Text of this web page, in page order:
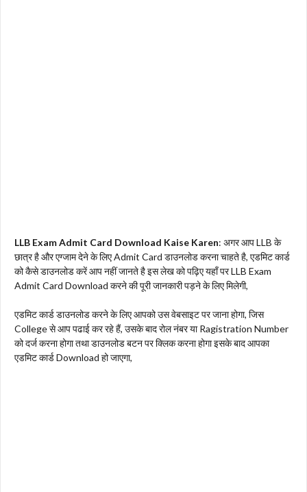
LLB Exam Admit Card Download Kaise Karen: अगर आप LLB के
छात्र है और एग्जाम देने के लिए Admit Card डाउनलोड करना चाहते है, एडमिट कार्ड
को कैसे डाउनलोड करें आप नहीं जानते है इस लेख को पढ़िए यहाँ पर LLB Exam
Admit Card Download करने की पूरी जानकारी पड़ने के लिए मिलेगी,
एडमिट कार्ड डाउनलोड करने के लिए आपको उस वेबसाइट पर जाना होगा, जिस
College से आप पढाई कर रहे हैं, उसके बाद रोल नंबर या Ragistration Number
को दर्ज करना होगा तथा डाउनलोड बटन पर क्लिक करना होगा इसके बाद आपका
एडमिट कार्ड Download हो जाएगा,